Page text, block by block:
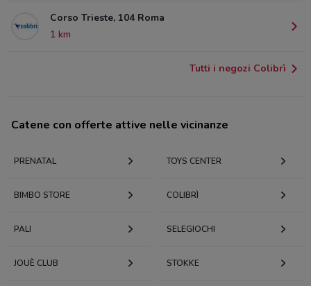
Corso Trieste, 104 Roma
1 km
Tutti i negozi Colibrì
Catene con offerte attive nelle vicinanze
PRENATAL TOYS CENTER
BIMBO STORE COLIBRÌ
PALI SELEGIOCHI
JOUÈ CLUB STOKKE